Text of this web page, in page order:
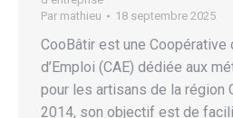
Par mathieu 18 septembre 2025
CooBâtir est une Coopérative
d’Emploi (CAE) dédiée aux
pour les artisans de la région
2014, son objectif est de